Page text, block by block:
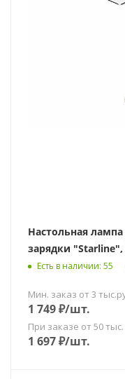
Настольная
зарядки
Есть в наличии: 55
Мин. заказ от 3
1 749₽/шт.
При заказе от 50
1 697₽/шт.